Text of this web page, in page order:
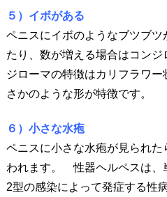
５）イボがある
ペニスにイボのようなブツブ
たり、数が増える場合はコン
ジローマの特徴はカリフラワ
さかのような形が特徴です。
６）小さな水疱
ペニスに小さな水疱が見られ
われます。 性器ヘルペスは、
2型の感染によって発症する性